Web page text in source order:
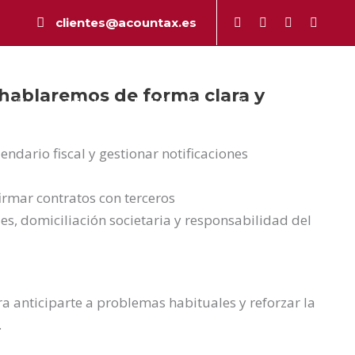
clientes@acountax.es
Peritaje Publicaciones
de forma clara y
fiscal y gestionar notificaciones
contratos con terceros
domiciliación societaria y responsabilidad del
anticiparte a problemas habituales y reforzar la